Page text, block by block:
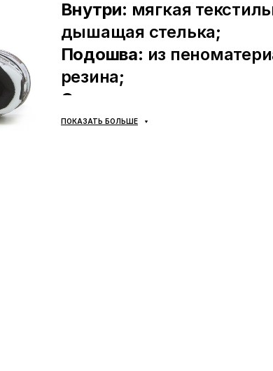
Внутри: мягкая
дышащая стелька;
Подошва: из
резина;
Сезонность
Производитель
ПОКАЗАТЬ БОЛЬШЕ